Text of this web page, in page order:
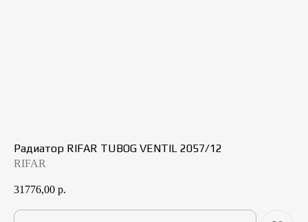
Радиатор RIFAR TUBOG VENTIL 2057/12
RIFAR
31776,00 р.